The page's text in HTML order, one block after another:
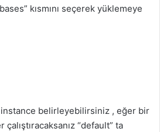
kısmını seçerek yüklemeye
instance belirleyebilirsiniz , eğer bir
“default” ta